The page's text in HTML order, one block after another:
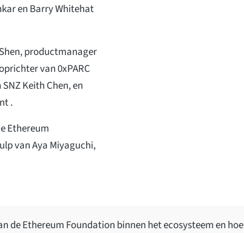
en Barry Whitehat
productmanager
van 0xPARC
Keith Chen, en
.
Ethereum
van Aya Miyaguchi,
de Ethereum Foundation binnen het ecosysteem en hoe